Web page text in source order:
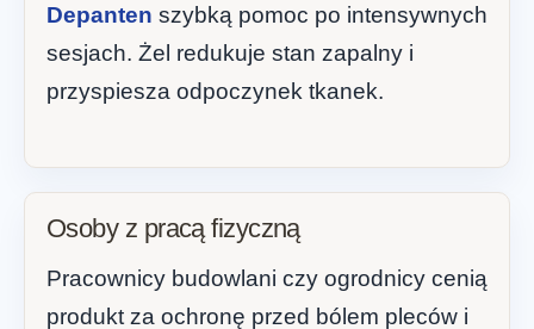
Depanten szybką pomoc po intensywnych
sesjach. Żel redukuje stan zapalny i
przyspiesza odpoczynek tkanek.
Osoby z pracą fizyczną
Pracownicy budowlani czy ogrodnicy cenią
produkt za ochronę przed bólem pleców i